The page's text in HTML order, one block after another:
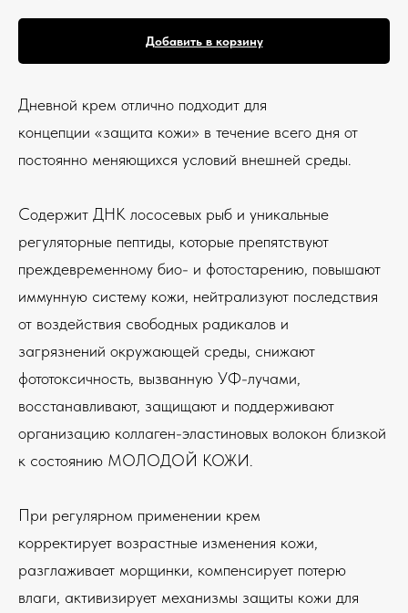
Добавить в корзину
Дневной крем отлично подходит для
концепции «защита кожи» в течение всего дня от
постоянно меняющихся условий внешней среды.
Содержит ДНК лососевых рыб и уникальные
регуляторные пептиды, которые препятствуют
преждевременному био- и фотостарению, повышают
иммунную систему кожи, нейтрализуют последствия
от воздействия свободных радикалов и
загрязнений окружающей среды, снижают
фототоксичность, вызванную УФ-лучами,
восстанавливают, защищают и поддерживают
организацию коллаген-эластиновых волокон близкой
к состоянию МОЛОДОЙ КОЖИ.
При регулярном применении крем
корректирует возрастные изменения кожи,
разглаживает морщинки, компенсирует потерю
влаги, активизирует механизмы защиты кожи для